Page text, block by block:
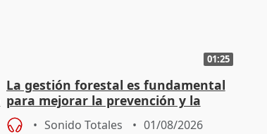
01:25
La gestión forestal es fundamental
para mejorar la prevención y la
actuación frente a incendios
Sonido Totales 01/08/2026